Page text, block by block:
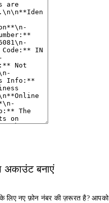
अकाउंट बनाएं
लिए नए फ़ोन नंबर की ज़रूरत है? आपको